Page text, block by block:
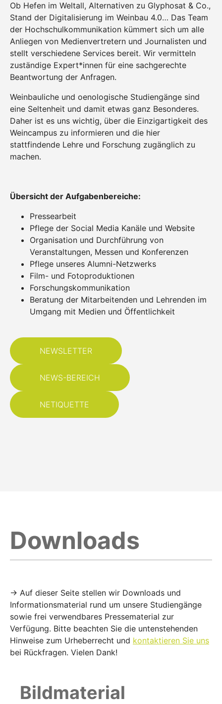
Ob Hefen im Weltall, Alternativen zu Glyphosat & Co.,
Stand der Digitalisierung im Weinbau 4.0… Das Team
der Hochschulkommunikation kümmert sich um alle
Anliegen von Medienvertretern und Journalisten und
stellt verschiedene Services bereit. Wir vermitteln
zuständige Expert*innen für eine sachgerechte
Beantwortung der Anfragen.
Weinbauliche und oenologische Studiengänge sind
eine Seltenheit und damit etwas ganz Besonderes.
Daher ist es uns wichtig, über die Einzigartigkeit des
Weincampus zu informieren und die hier
stattfindende Lehre und Forschung zugänglich zu
machen.
Übersicht der Aufgabenbereiche:
Pressearbeit
Pflege der Social Media Kanäle und Website
Organisation und Durchführung von
Veranstaltungen, Messen und Konferenzen
Pflege unseres Alumni-Netzwerks
Film- und Fotoproduktionen
Forschungskommunikation
Beratung der Mitarbeitenden und Lehrenden im
Umgang mit Medien und Öffentlichkeit
NEWSLETTER
NEWS-BEREICH
NETIQUETTE
Downloads
→ Auf dieser Seite stellen wir Downloads und
Informationsmaterial rund um unsere Studiengänge
sowie frei verwendbares Pressematerial zur
Verfügung. Bitte beachten Sie die untenstehenden
Hinweise zum Urheberrecht und kontaktieren Sie uns
bei Rückfragen. Vielen Dank!
Bildmaterial